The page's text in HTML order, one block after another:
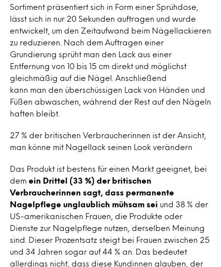
Sortiment präsentiert sich in Form einer Sprühdose,
lässt sich in nur 20 Sekunden auftragen und wurde
entwickelt, um den Zeitaufwand beim Nägellackieren
zu reduzieren. Nach dem Auftragen einer
Grundierung sprüht man den Lack aus einer
Entfernung von 10 bis 15 cm direkt und möglichst
gleichmäßig auf die Nägel. Anschließend
kann man den überschüssigen Lack von Händen und
Füßen abwaschen, während der Rest auf den Nägeln
haften bleibt.
27 % der britischen Verbraucherinnen ist der Ansicht,
man könne mit Nagellack seinen Look verändern
Das Produkt ist bestens für einen Markt geeignet, bei
dem ein Drittel (33 %) der britischen
Verbraucherinnen sagt, dass permanente
Nagelpflege unglaublich mühsam sei und 38 % der
US-amerikanischen Frauen, die Produkte oder
Dienste zur Nagelpflege nutzen, derselben Meinung
sind. Dieser Prozentsatz steigt bei Frauen zwischen 25
und 34 Jahren sogar auf 44 % an. Das bedeutet
allerdings nicht, dass diese Kundinnen glauben, der